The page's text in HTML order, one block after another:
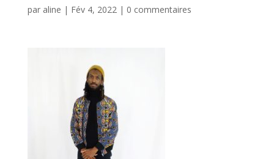
par aline | Fév 4, 2022| 0 commentaires